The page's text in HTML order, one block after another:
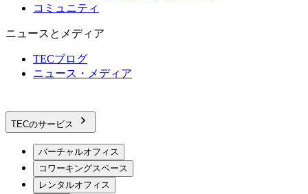
コミュニティ
ニュースとメディア
TECブログ
ニュース・メディア
TECのサービス
バーチャルオフィス
コワーキングスペース
レンタルオフィス